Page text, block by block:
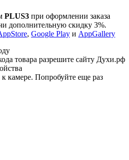
PLUS3 при оформлении заказа
дополнительную скидку 3%.
, Google Play и AppGallery
товара разрешите сайту Духи.рф
камере. Попробуйте еще раз